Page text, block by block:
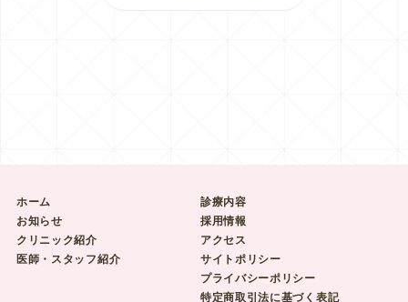
ホーム
お知らせ
クリニック紹介
医師・スタッフ紹介
診療内容
採用情報
アクセス
サイトポリシー
プライバシーポリシー
特定商取引法に基づく表記